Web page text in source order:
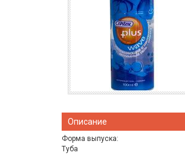
Описание
Форма выпуска:
Туба